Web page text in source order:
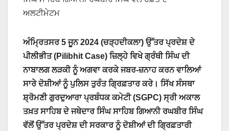
ਅਲਟੀਮੇਟਮ
ਅੰਮ੍ਰਿਤਸਰ 5 ਜੂਨ 2024 (ਚੜ੍ਹਦੀਕਲਾ) ਉੱਤਰ ਪ੍ਰਦੇਸ਼ ਦੇ
ਪੀਲੀਭੀਤ (Pilibhit Case) ਜ਼ਿਲ੍ਹੇ ਵਿਖੇ ਗ੍ਰੰਥੀ ਸਿੰਘ ਦੀ
ਨਾਬਾਲਗ ਲੜਕੀ ਨੂੰ ਅਗਵਾ ਕਰਕੇ ਜਬਰ-ਜ਼ਨਾਹ ਕਰਨ ਵਾਲਿਆਂ
ਸਾਰੇ ਦੋਸ਼ੀਆਂ ਨੂੰ ਪੁਲਿਸ ਤੁਰੰਤ ਗ੍ਰਿਫ਼ਤਾਰ ਕਰੇ। ਸਿੱਖ ਸੰਸਥਾ
ਸ਼੍ਰੋਮਣੀ ਗੁਰਦੁਆਰਾ ਪ੍ਰਬੰਧਕ ਕਮੇਟੀ (SGPC) ਸ੍ਰੀ ਅਕਾਲ
ਤਖ਼ਤ ਸਾਹਿਬ ਦੇ ਜਥੇਦਾਰ ਸਿੰਘ ਸਾਹਿਬ ਗਿਆਨੀ ਰਘਬੀਰ ਸਿੰਘ
ਵੱਲੋਂ ਉੱਤਰ ਪ੍ਰਦੇਸ਼ ਦੀ ਸਰਕਾਰ ਨੂੰ ਦੋਸ਼ੀਆਂ ਦੀ ਗ੍ਰਿਫ਼ਤਾਰੀ